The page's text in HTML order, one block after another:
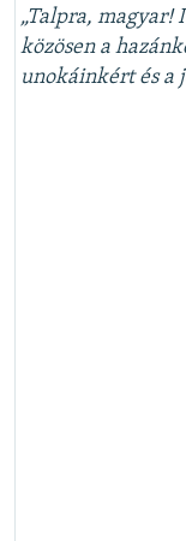
„Talpra, magyar!
közösen a
unokáinkért és a